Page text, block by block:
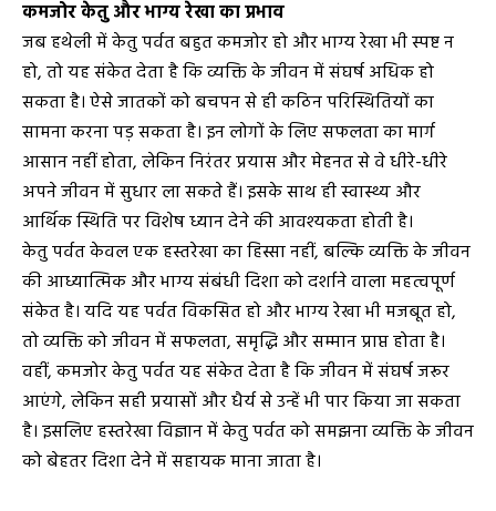
कमजोर केतु और भाग्य रेखा का प्रभाव
जब हथेली में केतु पर्वत बहुत कमजोर हो और भाग्य रेखा भी स्पष्ट न
हो, तो यह संकेत देता है कि व्यक्ति के जीवन में संघर्ष अधिक हो
सकता है। ऐसे जातकों को बचपन से ही कठिन परिस्थितियों का
सामना करना पड़ सकता है। इन लोगों के लिए सफलता का मार्ग
आसान नहीं होता, लेकिन निरंतर प्रयास और मेहनत से वे धीरे-धीरे
अपने जीवन में सुधार ला सकते हैं। इसके साथ ही स्वास्थ्य और
आर्थिक स्थिति पर विशेष ध्यान देने की आवश्यकता होती है।
केतु पर्वत केवल एक हस्तरेखा का हिस्सा नहीं, बल्कि व्यक्ति के जीवन
की आध्यात्मिक और भाग्य संबंधी दिशा को दर्शाने वाला महत्वपूर्ण
संकेत है। यदि यह पर्वत विकसित हो और भाग्य रेखा भी मजबूत हो,
तो व्यक्ति को जीवन में सफलता, समृद्धि और सम्मान प्राप्त होता है।
वहीं, कमजोर केतु पर्वत यह संकेत देता है कि जीवन में संघर्ष जरूर
आएंगे, लेकिन सही प्रयासों और धैर्य से उन्हें भी पार किया जा सकता
है। इसलिए हस्तरेखा विज्ञान में केतु पर्वत को समझना व्यक्ति के जीवन
को बेहतर दिशा देने में सहायक माना जाता है।